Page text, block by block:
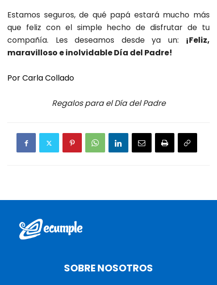
Estamos seguros, de qué papá estará mucho más
que feliz con el simple hecho de disfrutar de tu
compañía. Les deseamos desde ya un: ¡Feliz,
maravilloso e inolvidable Día del Padre!
Por Carla Collado
Regalos para el Día del Padre
SOBRE NOSOTROS